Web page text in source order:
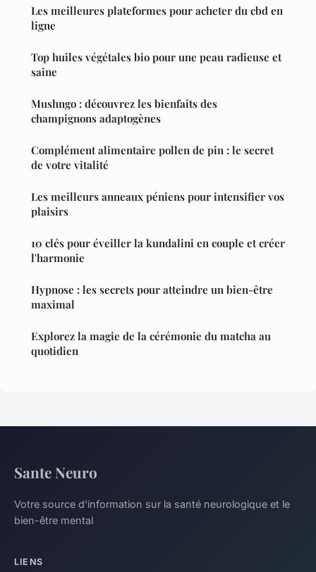
Les meilleures plateformes pour acheter du cbd en
ligne
Top huiles végétales bio pour une peau radieuse et
saine
Mushngo : découvrez les bienfaits des
champignons adaptogènes
Complément alimentaire pollen de pin : le secret
de votre vitalité
Les meilleurs anneaux péniens pour intensifier vos
plaisirs
10 clés pour éveiller la kundalini en couple et créer
l'harmonie
Hypnose : les secrets pour atteindre un bien-être
maximal
Explorez la magie de la cérémonie du matcha au
quotidien
Sante Neuro
Votre source d'information sur la santé neurologique et le
bien-être mental
LIENS